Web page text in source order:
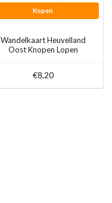
Kopen
Wandelkaart Heuvelland
Oost Knopen Lopen
€8,20